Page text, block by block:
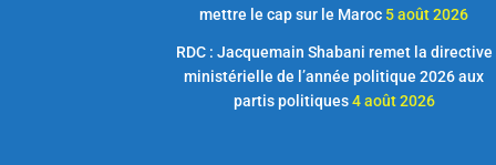
mettre le cap sur le Maroc 5 août 2026
RDC : Jacquemain Shabani remet la directive
ministérielle de l’année politique 2026 aux
partis politiques 4 août 2026